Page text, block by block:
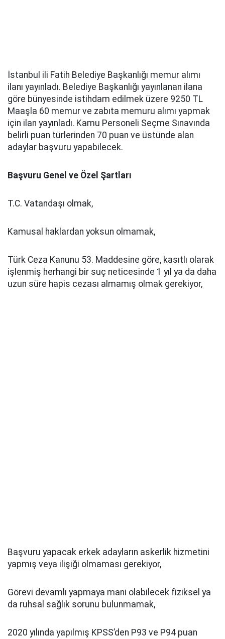
İstanbul ili Fatih Belediye Başkanlığı memur alımı
ilanı yayınladı. Belediye Başkanlığı yayınlanan ilana
göre bünyesinde istihdam edilmek üzere 9250 TL
Maaşla 60 memur ve zabıta memuru alımı yapmak
için ilan yayınladı. Kamu Personeli Seçme Sınavında
belirli puan türlerinden 70 puan ve üstünde alan
adaylar başvuru yapabilecek.
Başvuru Genel ve Özel Şartları
T.C. Vatandaşı olmak,
Kamusal haklardan yoksun olmamak,
Türk Ceza Kanunu 53. Maddesine göre, kasıtlı olarak
işlenmiş herhangi bir suç neticesinde 1 yıl ya da daha
uzun süre hapis cezası almamış olmak gerekiyor,
Başvuru yapacak erkek adayların askerlik hizmetini
yapmış veya ilişiği olmaması gerekiyor,
Görevi devamlı yapmaya mani olabilecek fiziksel ya
da ruhsal sağlık sorunu bulunmamak,
2020 yılında yapılmış KPSS’den P93 ve P94 puan